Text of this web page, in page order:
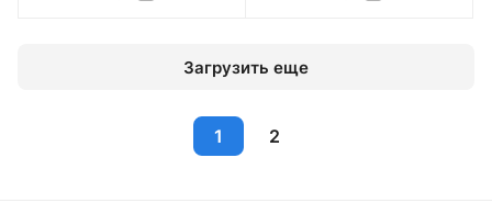
Загрузить еще
1 2